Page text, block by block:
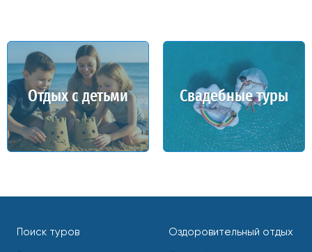
Отдых с детьми Свадебные туры
Поиск туров Оздоровительный отдых